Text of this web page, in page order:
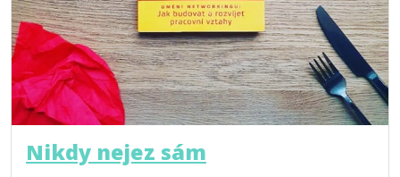
Nikdy nejez sám